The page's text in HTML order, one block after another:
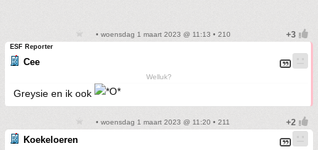
• woensdag 1 maart 2023 @ 11:13 • 210
ESF Reporter
Cee
Welluk?
Greysie en ik ook
• woensdag 1 maart 2023 @ 11:20 • 211
Koekeloeren